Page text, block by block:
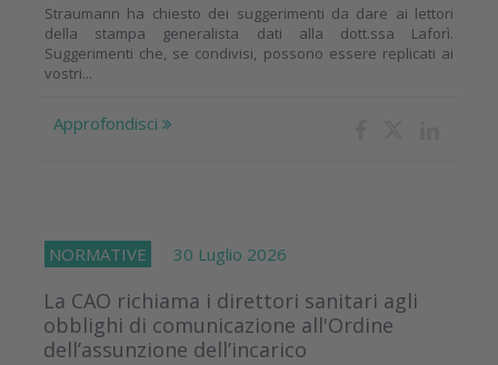
Straumann ha chiesto dei suggerimenti da dare ai lettori
della stampa generalista dati alla dott.ssa Laforì.
Suggerimenti che, se condivisi, possono essere replicati ai
vostri...
Approfondisci
NORMATIVE 30 Luglio 2026
La CAO richiama i direttori sanitari agli
obblighi di comunicazione all'Ordine
dell’assunzione dell’incarico